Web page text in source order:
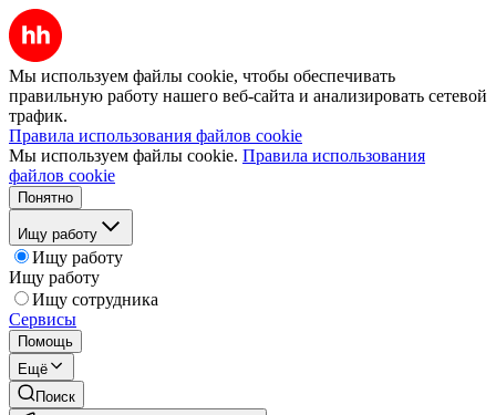
Мы используем файлы cookie, чтобы обеспечивать
правильную работу нашего веб-сайта и анализировать сетевой
трафик.
Правила использования файлов cookie
Мы используем файлы cookie. Правила использования
файлов cookie
Понятно
Ищу работу
Ищу работу
Ищу работу
Ищу сотрудника
Сервисы
Помощь
Ещё
Поиск